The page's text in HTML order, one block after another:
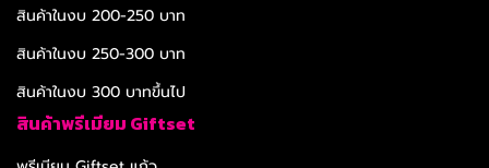
สินค้าในงบ 200-250 บาท
สินค้าในงบ 250-300 บาท
สินค้าในงบ 300 บาทขึ้นไป
สินค้าพรีเมียม Giftset